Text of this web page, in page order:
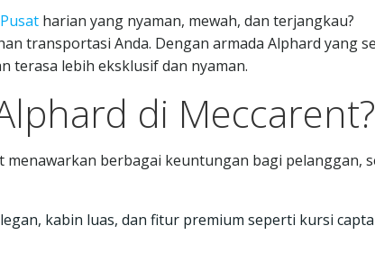
harian yang nyaman, mewah, dan terjangkau?
transportasi Anda. Dengan armada Alphard yang
terasa lebih eksklusif dan nyaman.
di Meccarent?
menawarkan berbagai keuntungan bagi pelanggan,
kabin luas, dan fitur premium seperti kursi